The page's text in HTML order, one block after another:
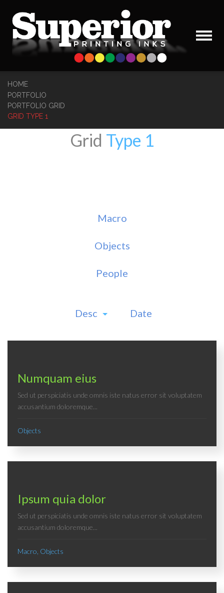
HOME
PORTFOLIO
PORTFOLIO GRID
GRID TYPE 1
Grid Type 1
Macro
Objects
People
Desc Date
Numquam eius
Sed ut perspiciatis unde omnis iste natus error sit voluptatem
accusantium doloremque...
Objects
Ipsum quia dolor
Sed ut perspiciatis unde omnis iste natus error sit voluptatem
accusantium doloremque...
Macro, Objects